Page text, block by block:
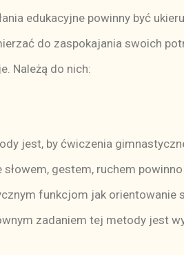
edukacyjne powinny być
do zaspokajania swoich
Należą do nich:
jest, by ćwiczenia
gestem, ruchem
funkcjom jak
zadaniem tej metody jest